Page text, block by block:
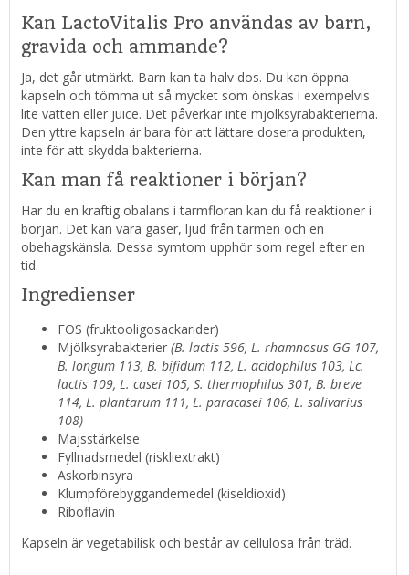
Kan LactoVitalis Pro användas av barn,
gravida och ammande?
Ja, det går utmärkt. Barn kan ta halv dos. Du kan öppna
kapseln och tömma ut så mycket som önskas i exempelvis
lite vatten eller juice. Det påverkar inte mjölksyrabakterierna.
Den yttre kapseln är bara för att lättare dosera produkten,
inte för att skydda bakterierna.
Kan man få reaktioner i början?
Har du en kraftig obalans i tarmfloran kan du få reaktioner i
början. Det kan vara gaser, ljud från tarmen och en
obehagskänsla. Dessa symtom upphör som regel efter en
tid.
Ingredienser
FOS (fruktooligosackarider)
Mjölksyrabakterier (B. lactis 596, L. rhamnosus GG 107,
B. longum 113, B. bifidum 112, L. acidophilus 103, Lc.
lactis 109, L. casei 105, S. thermophilus 301, B. breve
114, L. plantarum 111, L. paracasei 106, L. salivarius
108)
Majsstärkelse
Fyllnadsmedel (riskliextrakt)
Askorbinsyra
Klumpförebyggandemedel (kiseldioxid)
Riboflavin
Kapseln är vegetabilisk och består av cellulosa från träd.